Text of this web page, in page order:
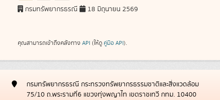
กรมทรัพยากรธรณี 18 มิถุนายน 2569
คุณสามารถเข้าถึงคลังทาง API (ให้ดู คู่มือ API).
กรมทรัพยากรธรณี กระทรวงทรัพยากรธรรมชาติและสิ่งแวดล้อม
75/10 ถ.พระรามที่6 แขวงทุ่งพญาไท เขตราชเทวี กทม. 10400